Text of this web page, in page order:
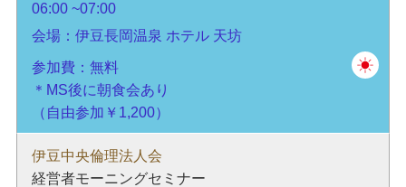
06:00
07:00
会場：伊豆長岡温泉 ホテル 天坊
参加費：無料
＊MS後に朝食会あり
（自由参加￥1,200）
伊豆中央倫理法人会
経営者モーニングセミナー